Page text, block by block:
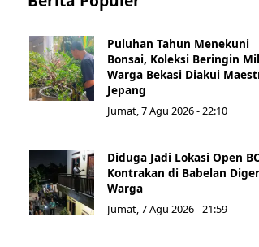
Puluhan Tahun Menekuni
Bonsai, Koleksi Beringin
Warga Bekasi Diakui
Jepang
Jumat, 7 Agu 2026 - 22:10
Diduga Jadi Lokasi Open
Kontrakan di Babelan
Warga
Jumat, 7 Agu 2026 - 21:59